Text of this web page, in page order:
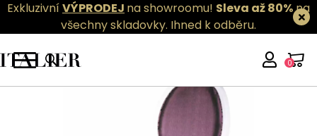
ExkluzivníVÝPRODEJ na showroomu! Sleva až 80%na
všechny skladovky. Ihned k odběru.
0